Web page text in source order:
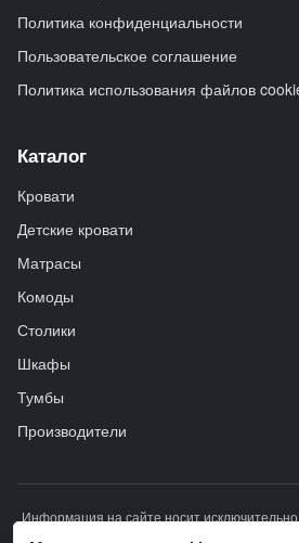
Политика конфиденциальности
Пользовательское соглашение
Политика использования файлов
Каталог
Кровати
Детские кровати
Матрасы
Комоды
Столики
Шкафы
Тумбы
Производители
Информация на сайте носит